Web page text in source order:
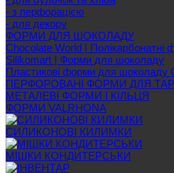
- з перфорацією
- для декору
ФОРМИ ДЛЯ ШОКОЛАДУ
Chocolate World | Полікарбонатні
Silikomart | Форми для шоколаду
Пластикові форми для шоколаду
ПЕРФОРОВАНІ ФОРМИ ДЛЯ
МЕТАЛЕВІ ФОРМИ І КІЛЬЦЯ
ФОРМИ VALRHONA
СИЛИКОНОВІ КИЛИМКИ
МІШКИ КОНДИТЕРСЬКИ